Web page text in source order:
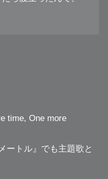
time, One more
ートル』でも主題歌と